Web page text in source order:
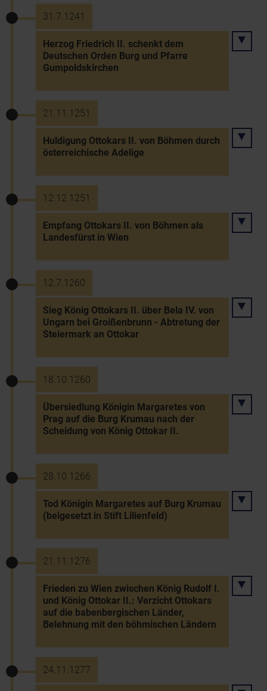
31.7.1241
Herzog Friedrich II. schenkt dem
Deutschen Orden Burg und Pfarre
Gumpoldskirchen
21.11.1251
Huldigung Ottokars II. von Böhmen durch
österreichische Adelige
12.12.1251
Empfang Ottokars II. von Böhmen als
Landesfürst in Wien
12.7.1260
Sieg König Ottokars II. über Bela IV. von
Ungarn bei Groißenbrunn - Abtretung der
Steiermark an Ottokar
18.10.1260
Übersiedlung Königin Margaretes von
Prag auf die Burg Krumau nach der
Scheidung von König Ottokar II.
28.10.1266
Tod Königin Margaretes auf Burg Krumau
(beigesetzt in Stift Lilienfeld)
21.11.1276
Frieden zu Wien zwischen König Rudolf I.
und König Ottokar II.: Verzicht Ottokars
auf die babenbergischen Länder,
Belehnung mit den böhmischen Ländern
24.11.1277